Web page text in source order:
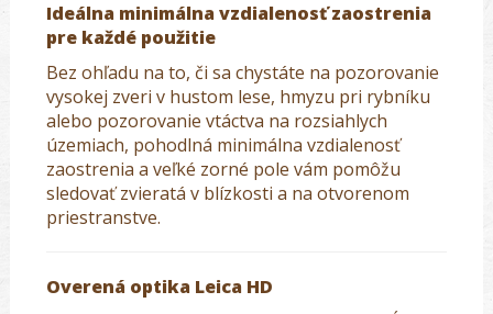
Ideálna minimálna vzdialenosť zaostrenia
pre každé použitie
Bez ohľadu na to, či sa chystáte na pozorovanie
vysokej zveri v hustom lese, hmyzu pri rybníku
alebo pozorovanie vtáctva na rozsiahlych
územiach, pohodlná minimálna vzdialenosť
zaostrenia a veľké zorné pole vám pomôžu
sledovať zvieratá v blízkosti a na otvorenom
priestranstve.
Overená optika Leica HD